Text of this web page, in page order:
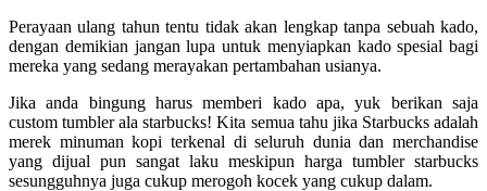
Perayaan ulang tahun tentu tidak akan lengkap tanpa sebuah kado,
dengan demikian jangan lupa untuk menyiapkan kado spesial bagi
mereka yang sedang merayakan pertambahan usianya.
Jika anda bingung harus memberi kado apa, yuk berikan saja
custom tumbler ala starbucks! Kita semua tahu jika Starbucks adalah
merek minuman kopi terkenal di seluruh dunia dan merchandise
yang dijual pun sangat laku meskipun harga tumbler starbucks
sesungguhnya juga cukup merogoh kocek yang cukup dalam.